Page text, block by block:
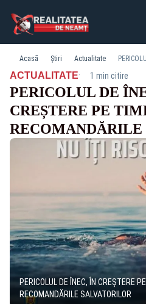
Acasă Știri Actualitate
ACTUALITATE· 1 min citire
PERICOLUL DE
CREȘTERE PE
RECOMANDĂRILE
PERICOLUL DE ÎNEC, ÎN CREȘTERE
RECOMANDĂRILE SALVATORILOR